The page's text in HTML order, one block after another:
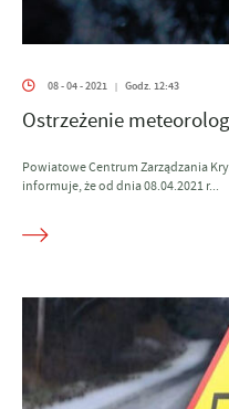
08 - 04 - 2021 | Godz. 12:43
Ostrzeżenie
Powiatowe Centrum Zarządzania
informuje, że od dnia 08.04.2021 r...